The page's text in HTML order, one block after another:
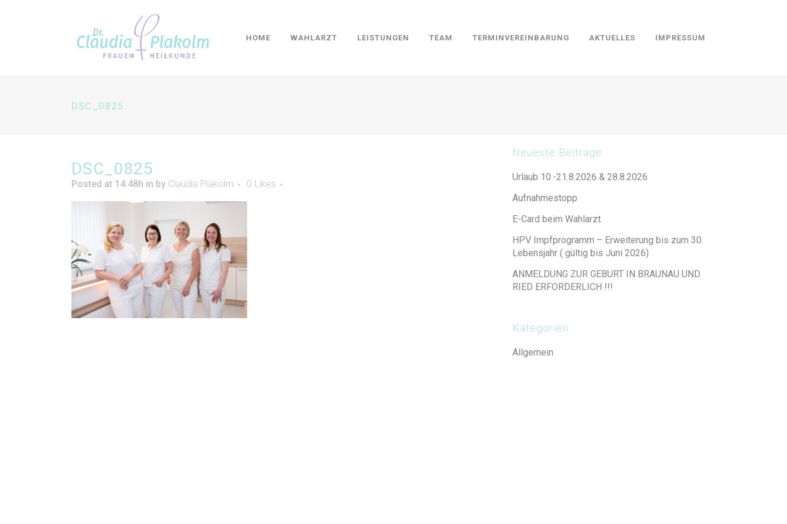
HOME WAHLARZT LEISTUNGEN TEAM TERMINVEREINBARUNG AKTUELLES IMPRESSUM
DSC_0825
DSC_0825
Posted at 14:48h in by Claudia Plakolm 0 Likes
Neueste Beiträge
Urlaub 10.-21.8.2026 & 28.8.2026
Aufnahmestopp
E-Card beim Wahlarzt
HPV Impfprogramm – Erweiterung bis zum 30.
Lebensjahr ( gültig bis Juni 2026)
ANMELDUNG ZUR GEBURT IN BRAUNAU UND
RIED ERFORDERLICH !!!
Kategorien
Allgemein